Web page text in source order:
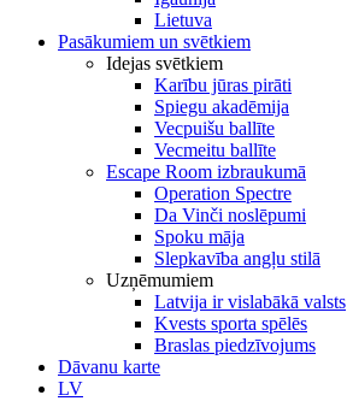
Lietuva
Pasākumiem un svētkiem
Idejas svētkiem
Karību jūras pirāti
Spiegu akadēmija
Vecpuišu ballīte
Vecmeitu ballīte
Escape Room izbraukumā
Operation Spectre
Da Vinči noslēpumi
Spoku māja
Slepkavība angļu stilā
Uzņēmumiem
Latvija ir vislabākā valsts
Kvests sporta spēlēs
Braslas piedzīvojums
Dāvanu karte
LV